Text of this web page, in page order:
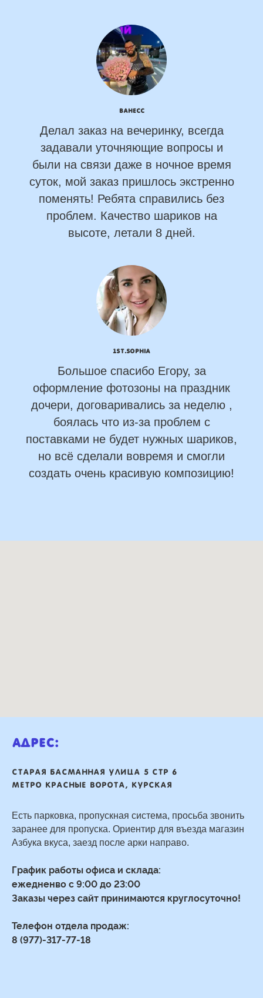
Ванесс
Делал заказ на вечеринку, всегда
задавали уточняющие вопросы и
были на связи даже в ночное время
суток, мой заказ пришлось экстренно
поменять! Ребята справились без
проблем. Качество шариков на
высоте, летали 8 дней.
1st.Sophia
Большое спасибо Егору, за
оформление фотозоны на праздник
дочери, договаривались за неделю ,
боялась что из-за проблем с
поставками не будет нужных шариков,
но всё сделали вовремя и смогли
создать очень красивую композицию!
Адрес:
Старая басманная улица 5 стр 6
Метро Красные ворота, Курская
Есть парковка, пропускная система, просьба звонить
заранее для пропуска. Ориентир для въезда магазин
Азбука вкуса, заезд после арки направо.
График работы офиса и склада:
ежедненво с 9:00 до 23:00
Заказы через сайт принимаются круглосуточно!
Телефон отдела продаж:
8 (977)-317-77-18